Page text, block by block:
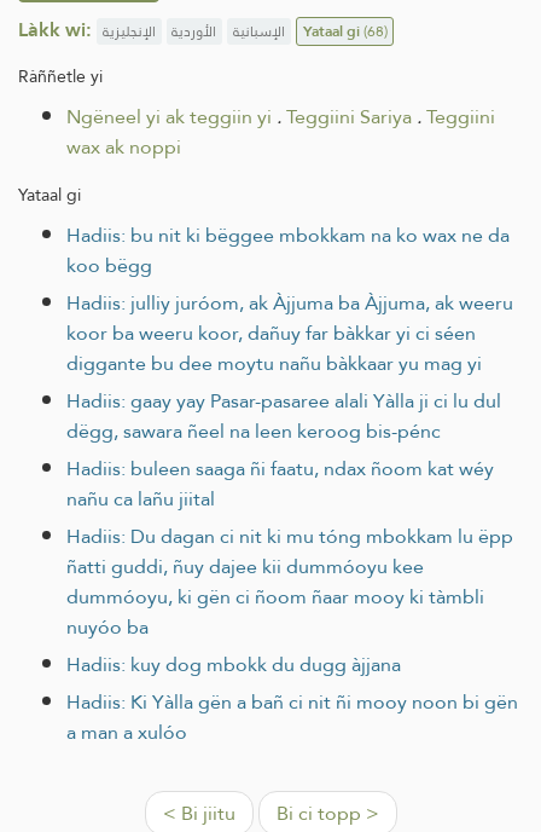
Làkk wi: الإنجليزية الأوردية الإسبانية Yataal gi(68)
Ràññetle yi
Ngëneel yi ak teggiin yi .Teggiini Sariya.Teggiini
wax ak noppi
Yataal gi
Hadiis: bu nit ki bëggee mbokkam na ko wax ne da
koo bëgg
Hadiis: julliy juróom, ak Àjjuma ba Àjjuma, ak weeru
koor ba weeru koor, dañuy far bàkkar yi ci séen
diggante bu dee moytu nañu bàkkaar yu mag yi
Hadiis: gaay yay Pasar-pasaree alali Yàlla ji ci lu dul
dëgg, sawara ñeel na leen keroog bis-pénc
Hadiis: buleen saaga ñi faatu, ndax ñoom kat wéy
nañu ca lañu jiital
Hadiis: Du dagan ci nit ki mu tóng mbokkam lu ëpp
ñatti guddi, ñuy dajee kii dummóoyu kee
dummóoyu, ki gën ci ñoom ñaar mooy ki tàmbli
nuyóo ba
Hadiis: kuy dog mbokk du dugg àjjana
Hadiis: Ki Yàlla gën a bañ ci nit ñi mooy noon bi gën
a man a xulóo
< Bi jiitu Bi ci topp >